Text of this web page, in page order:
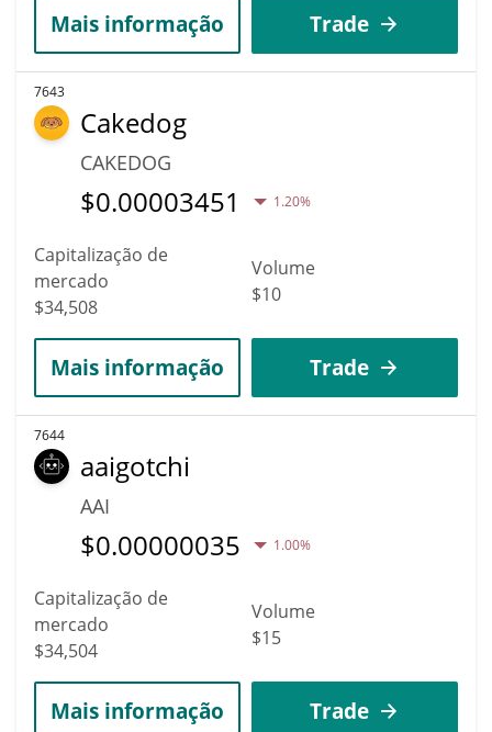
Mais informação Trade
7643
Cakedog
CAKEDOG
$0.00003451 1.20%
Capitalização de
mercado
$34,508
Volume
$10
Mais informação Trade
7644
aaigotchi
AAI
$0.00000035 1.00%
Capitalização de
mercado
$34,504
Volume
$15
Mais informação Trade